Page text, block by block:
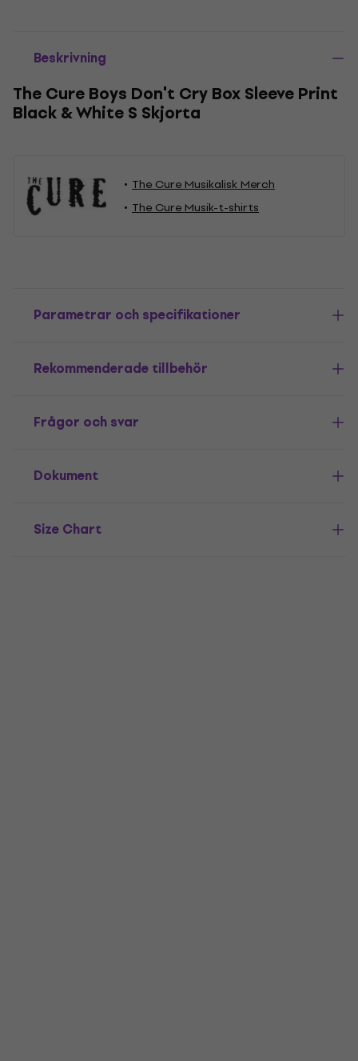
Beskrivning
The Cure Boys Don't Cry Box Sleeve Print
Black & White S Skjorta
The Cure Musikalisk Merch
The Cure Musik-t-shirts
Parametrar och specifikationer
Rekommenderade tillbehör
Frågor och svar
Dokument
Size Chart